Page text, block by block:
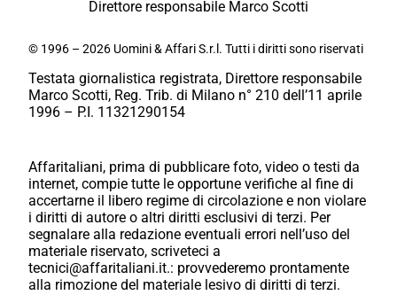
Direttore responsabile Marco Scotti
© 1996 – 2026 Uomini & Affari S.r.l. Tutti i diritti sono riservati
Testata giornalistica registrata, Direttore responsabile
Marco Scotti, Reg. Trib. di Milano n° 210 dell’11 aprile
1996 – P.I. 11321290154
Affaritaliani, prima di pubblicare foto, video o testi da
internet, compie tutte le opportune verifiche al fine di
accertarne il libero regime di circolazione e non violare
i diritti di autore o altri diritti esclusivi di terzi. Per
segnalare alla redazione eventuali errori nell’uso del
materiale riservato, scriveteci a
tecnici@affaritaliani.it.: provvederemo prontamente
alla rimozione del materiale lesivo di diritti di terzi.